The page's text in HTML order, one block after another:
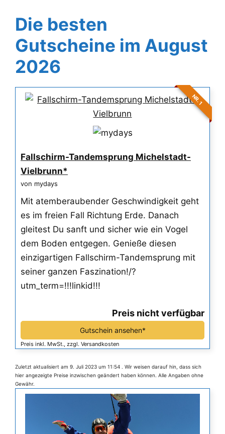
Die besten
Gutscheine im August
2026
NR. 1
Fallschirm-Tandemsprung Michelstadt-
Vielbrunn*
von mydays
Mit atemberaubender Geschwindigkeit geht
es im freien Fall Richtung Erde. Danach
gleitest Du sanft und sicher wie ein Vogel
dem Boden entgegen. Genieße diesen
einzigartigen Fallschirm-Tandemsprung mit
seiner ganzen Faszination!/?
utm_term=!!!linkid!!!
Preis nicht verfügbar
Gutschein ansehen*
Preis inkl. MwSt., zzgl. Versandkosten
Zuletzt aktualisiert am 9. Juli 2023 um 11:54 . Wir weisen darauf hin, dass sich
hier angezeigte Preise inzwischen geändert haben können. Alle Angaben ohne
Gewähr.